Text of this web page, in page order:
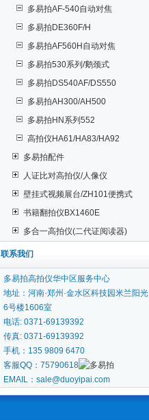
多易拍AF-540自动对焦
多易拍DE360F/H
多易拍AF560H自动对焦
多易拍530系列/鹅颈式
多易拍DS540AF/DS550
多易拍AH300/AH500
多易拍HN系列552
高拍仪HA61/HA83/HA92
多易拍配件
人证比对高拍仪/人像仪
壁挂式视频展台/ZH101便携式
书籍翻拍仪BX1460E
多合一高拍仪(二代证阅读器)
联系我们
多易拍高拍仪华中区服务中心
地址：河南·郑州·金水区科技园米兰阳光
6号楼1606室
电话: 0371-69139392
传真: 0371-69139392
手机：135 9809 6470
客服QQ：75790618
EMAIL：sale@duoyipai.com